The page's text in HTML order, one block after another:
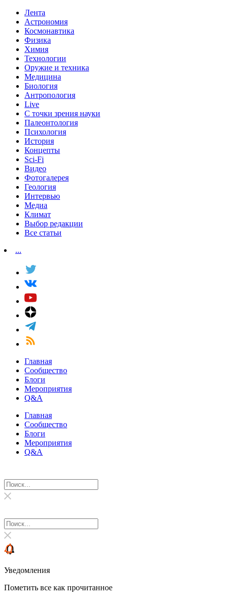
Лента
Астрономия
Космонавтика
Физика
Химия
Технологии
Оружие и техника
Медицина
Биология
Антропология
Live
С точки зрения науки
Палеонтология
Психология
История
Концепты
Sci-Fi
Видео
Фотогалерея
Геология
Интервью
Медиа
Климат
Выбор редакции
Все статьи
...
Главная
Сообщество
Блоги
Мероприятия
Q&A
Главная
Сообщество
Блоги
Мероприятия
Q&A
Уведомления
Пометить все как прочитанное